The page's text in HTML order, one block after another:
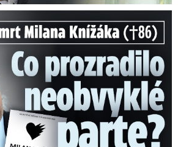
(†86): Co prozradilo neobvyklé parte?